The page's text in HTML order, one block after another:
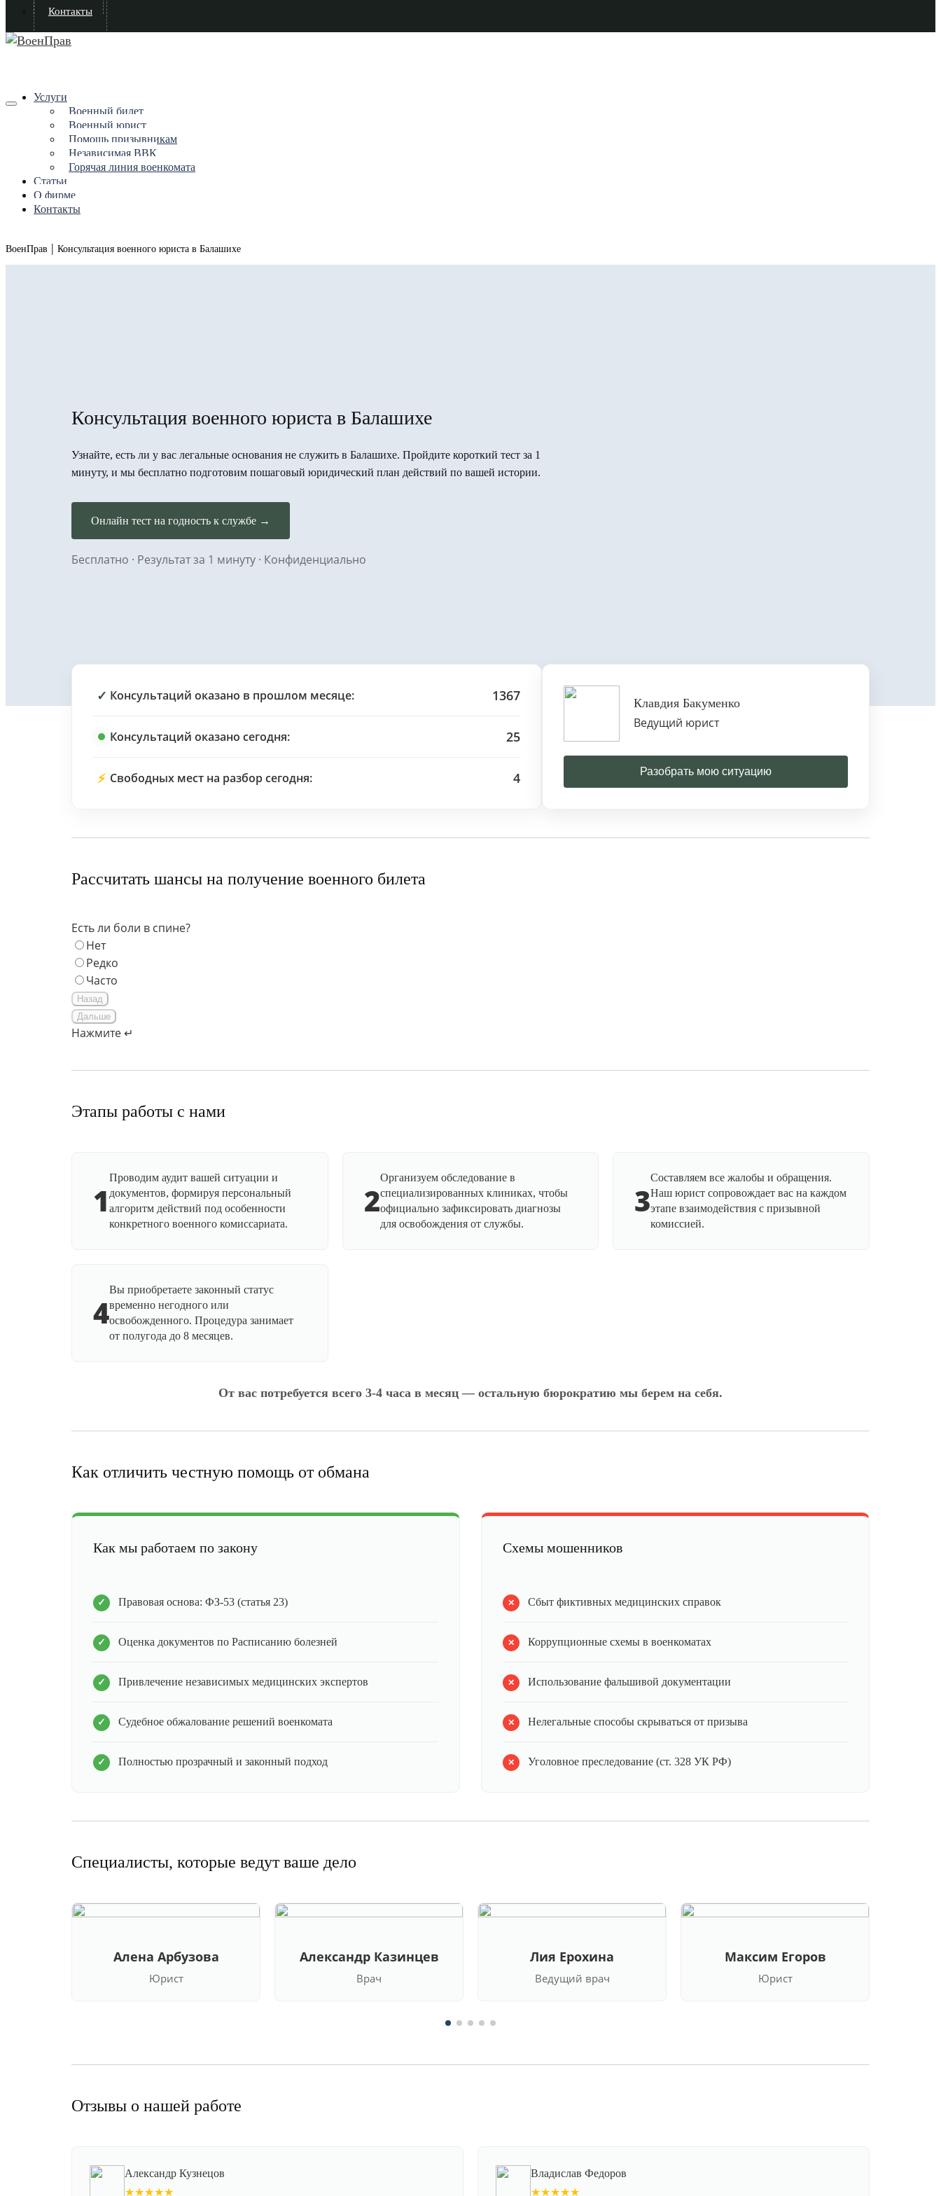
Контакты
Услуги
Военный билет
Военный юрист
Помощь призывникам
Независимая ВВК
Горячая линия военкомата
Статьи
О фирме
Контакты
ВоенПрав | Консультация военного юриста в Балашихе
Консультация военного юриста в Балашихе
Узнайте, есть ли у вас легальные основания не служить в Балашихе. Пройдите короткий тест за 1
минуту, и мы бесплатно подготовим пошаговый юридический план действий по вашей истории.
Онлайн тест на годность к службе →
Бесплатно · Результат за 1 минуту · Конфиденциально
✓ Консультаций оказано в прошлом месяце: 1367
Консультаций оказано сегодня: 25
⚡ Свободных мест на разбор сегодня: 4
Клавдия Бакуменко
Ведущий юрист
Разобрать мою ситуацию
Рассчитать шансы на получение военного билета
Есть ли боли в спине?
Нет
Редко
Часто
Назад
Дальше
Нажмите ↵
Этапы работы с нами
1
Проводим аудит вашей ситуации и
документов, формируя персональный
алгоритм действий под особенности
конкретного военного комиссариата.
2
Организуем обследование в
специализированных клиниках, чтобы
официально зафиксировать диагнозы
для освобождения от службы.
3
Составляем все жалобы и обращения.
Наш юрист сопровождает вас на каждом
этапе взаимодействия с призывной
комиссией.
4
Вы приобретаете законный статус
временно негодного или
освобожденного. Процедура занимает
от полугода до 8 месяцев.
От вас потребуется всего 3-4 часа в месяц — остальную бюрократию мы берем на себя.
Как отличить честную помощь от обмана
Как мы работаем по закону
Правовая основа: ФЗ-53 (статья 23)
Оценка документов по Расписанию болезней
Привлечение независимых медицинских экспертов
Судебное обжалование решений военкомата
Полностью прозрачный и законный подход
Схемы мошенников
Сбыт фиктивных медицинских справок
Коррупционные схемы в военкоматах
Использование фальшивой документации
Нелегальные способы скрываться от призыва
Уголовное преследование (ст. 328 УК РФ)
Специалисты, которые ведут ваше дело
Алена Арбузова
Юрист
Александр Казинцев
Врач
Лия Ерохина
Ведущий врач
Максим Егоров
Юрист
Отзывы о нашей работе
Александр Кузнецов
★★★★★
Владислав Федоров
★★★★★